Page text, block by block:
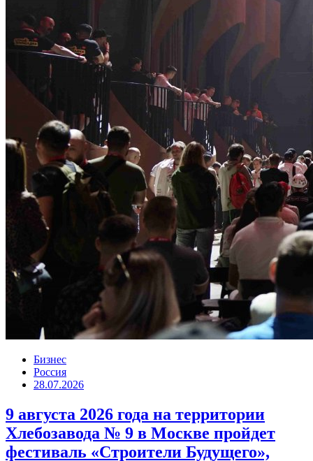
Бизнес
Россия
28.07.2026
9 августа 2026 года на территории
Хлебозавода № 9 в Москве пройдет
фестиваль «Строители Будущего»,